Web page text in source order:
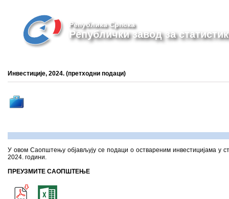
Република Српска
Републички завод за
Инвестиције, 2024. (претходни подаци)
У овом Саопштењу објављују се подаци о оствареним инвестицијама у
2024. години.
ПРЕУЗМИТЕ САОПШТЕЊЕ